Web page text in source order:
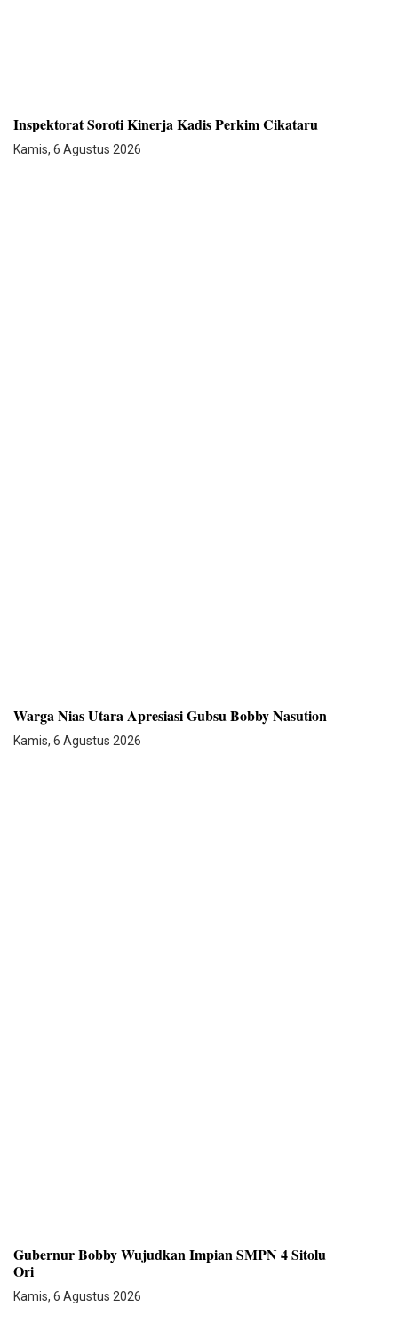
Inspektorat Soroti Kinerja Kadis Perkim Cikataru
Kamis, 6 Agustus 2026
Warga Nias Utara Apresiasi Gubsu Bobby Nasution
Kamis, 6 Agustus 2026
Gubernur Bobby Wujudkan Impian SMPN 4 Sitolu
Ori
Kamis, 6 Agustus 2026